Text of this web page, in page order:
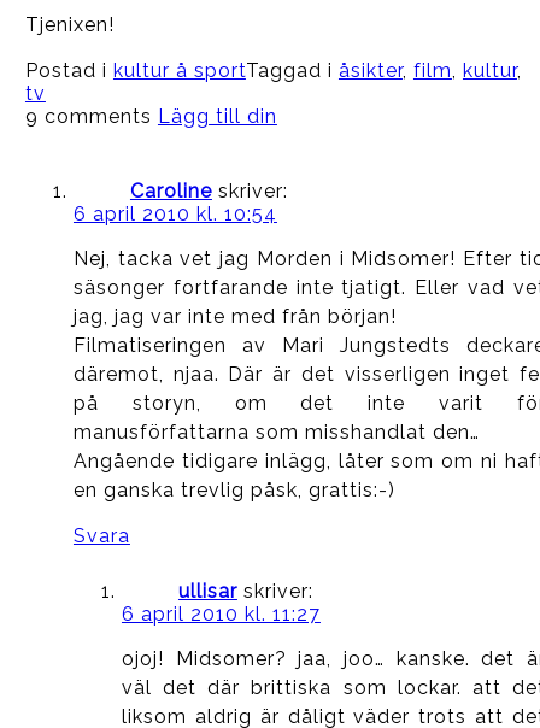
Tjenixen!
Postad i kultur å sportTaggad i åsikter, film, kultur,
tv
9 comments Lägg till din
Caroline skriver:
6 april 2010 kl. 10:54
Nej, tacka vet jag Morden i Midsomer! Efter
säsonger fortfarande inte tjatigt. Eller vad
jag, jag var inte med från början!
Filmatiseringen av Mari Jungstedts
däremot, njaa. Där är det visserligen inget
på storyn, om det inte varit
manusförfattarna som misshandlat den…
Angående tidigare inlägg, låter som om ni
en ganska trevlig påsk, grattis:-)
Svara
ullisar skriver:
6 april 2010 kl. 11:27
ojoj! Midsomer? jaa, joo… kanske. det
väl det där brittiska som lockar. att
liksom aldrig är dåligt väder trots att